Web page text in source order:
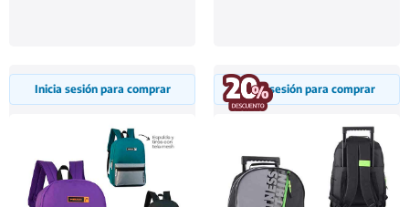
Inicia sesión para comprar Inicia sesión para comprar